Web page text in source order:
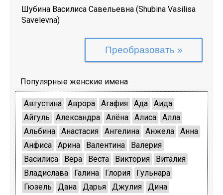
Шубина Василиса Савельевна(Shubina Vasilisa
Savelevna)
Популярные женские имена
Августина Аврора Агафия Ада
Аида
Айгуль
Александра Алёна Алиса
Алла
Альбина
Анастасия Ангелина Анжела
Анна
Анфиса
Арина Валентина
Валерия
Василиса
Вера Веста Виктория
Виталия
Владислава
Галина Глория
Гульнара
Гюзель
Дана Дарья Джулия
Дина